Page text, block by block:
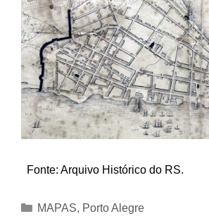
Fonte: Arquivo Histórico do RS.
Categorias
MAPAS, Porto Alegre